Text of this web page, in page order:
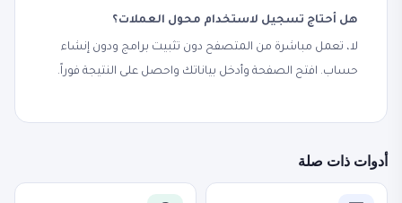
هل أحتاج تسجيل لاستخدام محول العملات؟
لا، تعمل مباشرة من المتصفح دون تثبيت برامج ودون إنشاء
حساب. افتح الصفحة وأدخل بياناتك واحصل على النتيجة فوراً.
أدوات ذات صلة